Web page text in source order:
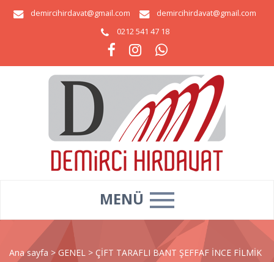
demircihirdavat@gmail.com
demircihirdavat@gmail.com
0212 541 47 18
MENÜ
Ana sayfa > GENEL > ÇİFT TARAFLI BANT ŞEFFAF İNCE FİLMİK